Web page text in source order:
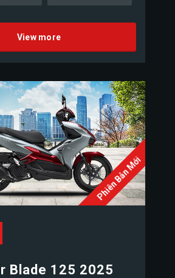
View more
Phiên Bản Mới
Blade 125 2025